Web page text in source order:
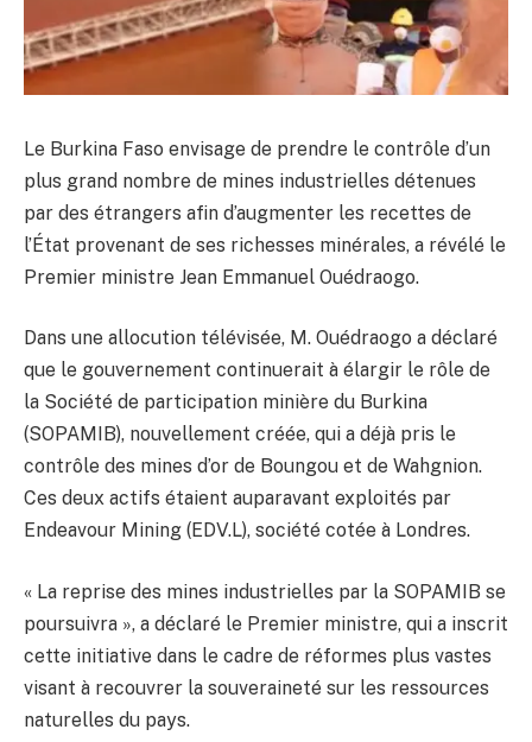
Le Burkina Faso envisage de prendre le contrôle d’un
plus grand nombre de mines industrielles détenues
par des étrangers afin d’augmenter les recettes de
l’État provenant de ses richesses minérales, a révélé le
Premier ministre Jean Emmanuel Ouédraogo.
Dans une allocution télévisée, M. Ouédraogo a déclaré
que le gouvernement continuerait à élargir le rôle de
la Société de participation minière du Burkina
(SOPAMIB), nouvellement créée, qui a déjà pris le
contrôle des mines d’or de Boungou et de Wahgnion.
Ces deux actifs étaient auparavant exploités par
Endeavour Mining (EDV.L), société cotée à Londres.
« La reprise des mines industrielles par la SOPAMIB se
poursuivra », a déclaré le Premier ministre, qui a inscrit
cette initiative dans le cadre de réformes plus vastes
visant à recouvrer la souveraineté sur les ressources
naturelles du pays.